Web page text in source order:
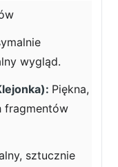
wygląd.
Piękna,
fragmentów
sztucznie